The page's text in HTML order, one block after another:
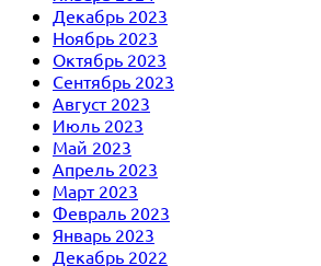
Декабрь 2023
Ноябрь 2023
Октябрь 2023
Сентябрь 2023
Август 2023
Июль 2023
Май 2023
Апрель 2023
Март 2023
Февраль 2023
Январь 2023
Декабрь 2022